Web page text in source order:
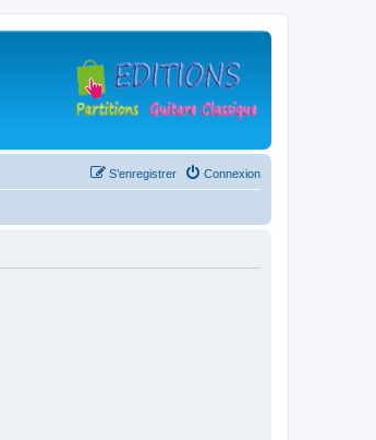
Connexion
S’enregistrer